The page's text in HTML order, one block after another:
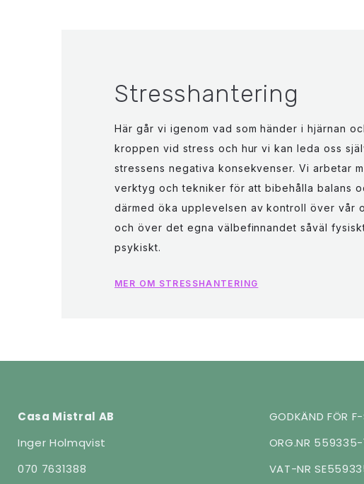
Stresshantering
Här går vi igenom vad som händer i hjärnan
kroppen vid stress och hur vi kan leda oss
stressens negativa konsekvenser. Vi arbetar
verktyg och tekniker för att bibehålla balans
därmed öka upplevelsen av kontroll över vår
och över det egna välbefinnandet såväl
psykiskt.
MER OM STRESSHANTERING
Casa Mistral AB
Inger Holmqvist
070 7631388
GODKÄND FÖR
ORG.NR 559335-
VAT-NR